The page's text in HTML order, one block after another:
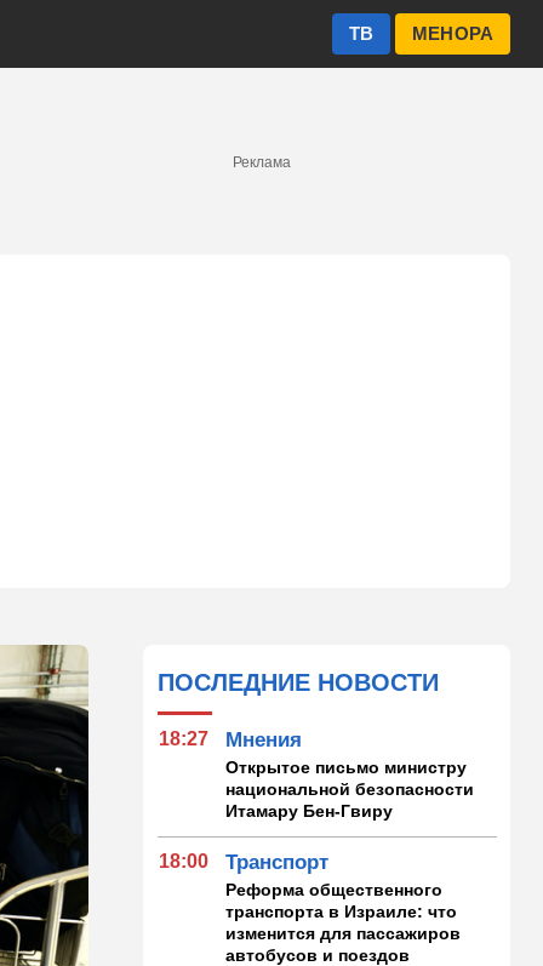
МЕНОРА
ТВ
Реклама
ПОСЛЕДНИЕ НОВОСТИ
18:27 Мнения
Открытое письмо министру
национальной безопасности
Итамару Бен-Гвиру
18:00 Транспорт
Реформа общественного
транспорта в Израиле: что
изменится для пассажиров
автобусов и поездов